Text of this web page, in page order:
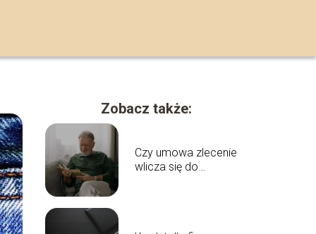
Zobacz także:
Czy umowa zlecenie
wlicza się do